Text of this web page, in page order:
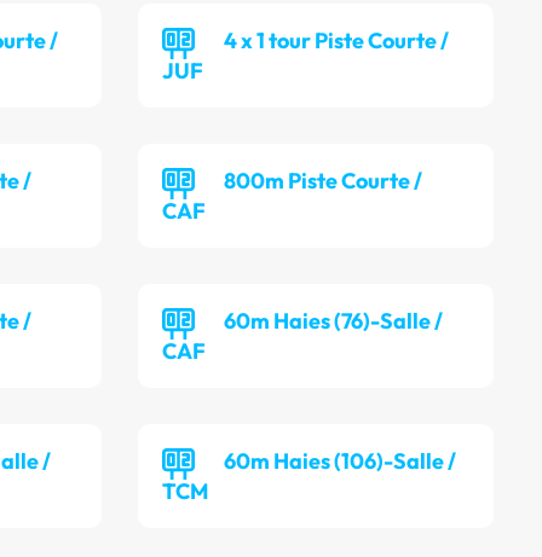
/
4 x 1 tour Piste Courte /
JUF
/
800m Piste Courte /
CAF
/
60m Haies (76)-Salle /
CAF
/
60m Haies (106)-Salle /
TCM